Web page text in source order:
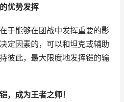
优势发挥
于能够在团战中发挥重要的影
定因素的，可以和坦克或辅助
彼此，最大限度地发挥铠的输
成为王者之师！